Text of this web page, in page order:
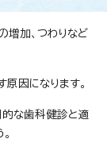
増加、つわりなど
因になります。
的な歯科健診と適